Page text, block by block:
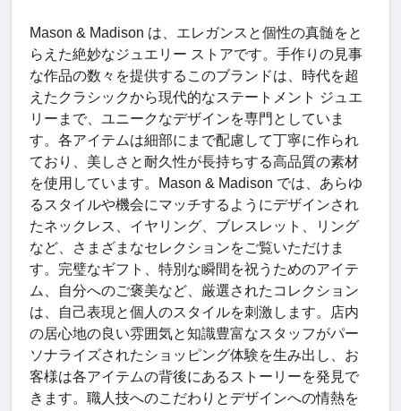
Mason & Madison は、エレガンスと個性の真髄をと
らえた絶妙なジュエリー ストアです。手作りの見事
な作品の数々を提供するこのブランドは、時代を超
えたクラシックから現代的なステートメント ジュエ
リーまで、ユニークなデザインを専門としていま
す。各アイテムは細部にまで配慮して丁寧に作られ
ており、美しさと耐久性が長持ちする高品質の素材
を使用しています。Mason & Madison では、あらゆ
るスタイルや機会にマッチするようにデザインされ
たネックレス、イヤリング、ブレスレット、リング
など、さまざまなセレクションをご覧いただけま
す。完璧なギフト、特別な瞬間を祝うためのアイテ
ム、自分へのご褒美など、厳選されたコレクション
は、自己表現と個人のスタイルを刺激します。店内
の居心地の良い雰囲気と知識豊富なスタッフがパー
ソナライズされたショッピング体験を生み出し、お
客様は各アイテムの背後にあるストーリーを発見で
きます。職人技へのこだわりとデザインへの情熱を